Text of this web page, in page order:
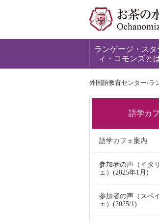
ランゲージ・スタ
ィ・コモンズと
外国語教育センター/ラ
語学カ
語学カフェ案内
参加者の声（イタ
ェ）(2025年1月)
参加者の声（スペ
ェ）(2025/1)